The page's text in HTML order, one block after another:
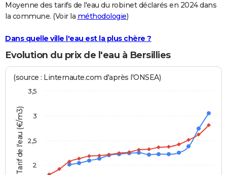
FORUM
Moyenne des tarifs de l'eau du robinet déclarés en 2024 dans
la commune. (Voir la méthodologie)
Dans quelle ville l'eau est la plus chère ?
Evolution du prix de l'eau à Bersillies
Tarif de l'eau (€/m3)
(source : Linternaute.com d'après l'ONSEA)
2
2,5
3
3,5